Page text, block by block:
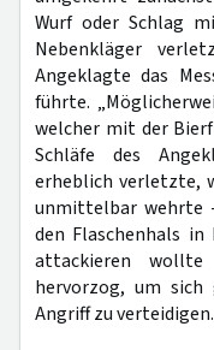
Wurf oder Schlag
Nebenkläger
Angeklagte das
führte.
welcher mit der
Schläfe des
erheblich verletzte,
unmittelbar wehrte
den Flaschenhals
attackieren
hervorzog, um sich
Angriff zu verteidigen.